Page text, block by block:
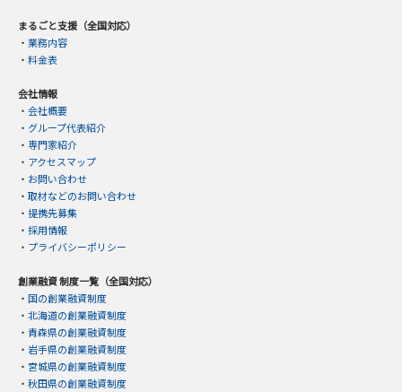
まるごと支援（全国対応）
・ 業務内容
・ 料金表
会社情報
・ 会社概要
・ グループ代表紹介
・ 専門家紹介
・ アクセスマップ
・ お問い合わせ
・ 取材などのお問い合わせ
・ 提携先募集
・ 採用情報
・ プライバシーポリシー
創業融資 制度一覧（全国対応）
・ 国の創業融資制度
・ 北海道の創業融資制度
・ 青森県の創業融資制度
・ 岩手県の創業融資制度
・ 宮城県の創業融資制度
・ 秋田県の創業融資制度